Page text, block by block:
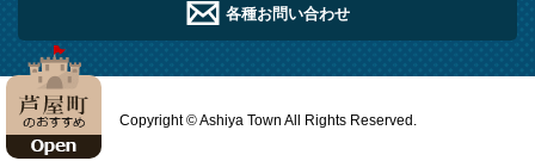
各種お問い合わせ
Copyright © Ashiya Town All Rights Reserved.